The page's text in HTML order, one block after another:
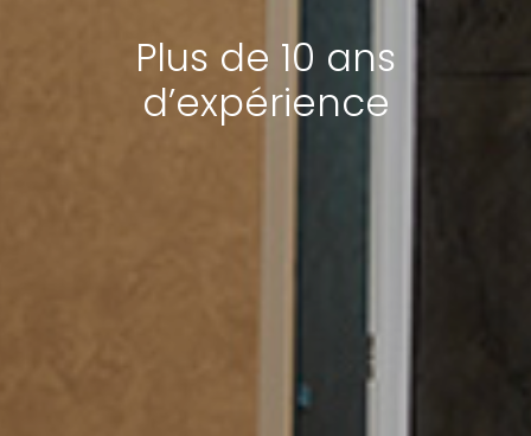
Plus de 10 ans
d’expérience